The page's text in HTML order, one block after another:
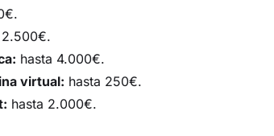
2.500€.
hasta 4.000€.
virtual: hasta 250€.
hasta 2.000€.